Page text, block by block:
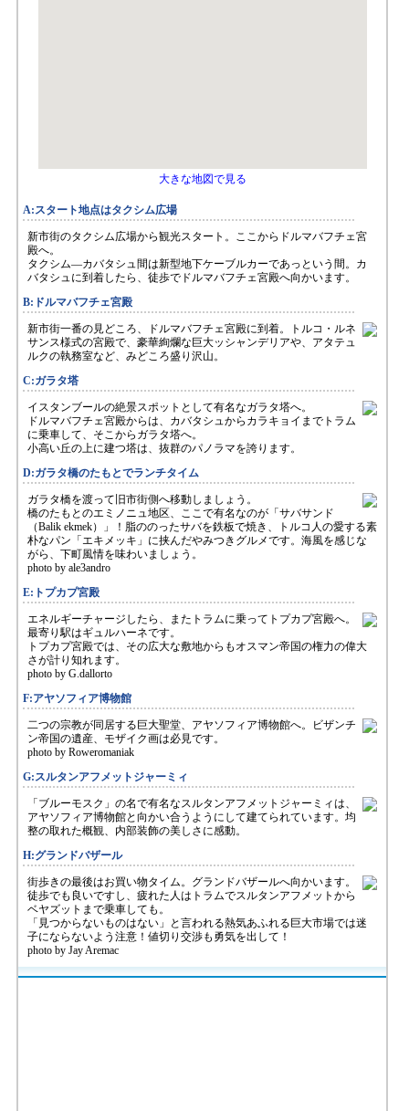
大きな地図で見る
A:スタート地点はタクシム広場
新市街のタクシム広場から観光スタート。ここからドルマバフチェ宮
殿へ。
タクシム―カバタシュ間は新型地下ケーブルカーであっという間。カ
バタシュに到着したら、徒歩でドルマバフチェ宮殿へ向かいます。
B:ドルマバフチェ宮殿
新市街一番の見どころ、ドルマバフチェ宮殿に到着。トルコ・ルネ
サンス様式の宮殿で、豪華絢爛な巨大ッシャンデリアや、アタテュ
ルクの執務室など、みどころ盛り沢山。
C:ガラタ塔
イスタンブールの絶景スポットとして有名なガラタ塔へ。
ドルマバフチェ宮殿からは、カバタシュからカラキョイまでトラム
に乗車して、そこからガラタ塔へ。
小高い丘の上に建つ塔は、抜群のパノラマを誇ります。
D:ガラタ橋のたもとでランチタイム
ガラタ橋を渡って旧市街側へ移動しましょう。
橋のたもとのエミノニュ地区、ここで有名なのが「サバサンド
（Balik ekmek）」！脂ののったサバを鉄板で焼き、トルコ人の愛する素
朴なパン「エキメッキ」に挟んだやみつきグルメです。海風を感じな
がら、下町風情を味わいましょう。
photo by ale3andro
E:トプカプ宮殿
エネルギーチャージしたら、またトラムに乗ってトプカプ宮殿へ。
最寄り駅はギュルハーネです。
トプカプ宮殿では、その広大な敷地からもオスマン帝国の権力の偉大
さが計り知れます。
photo by G.dallorto
F:アヤソフィア博物館
二つの宗教が同居する巨大聖堂、アヤソフィア博物館へ。ビザンチ
ン帝国の遺産、モザイク画は必見です。
photo by Roweromaniak
G:スルタンアフメットジャーミィ
「ブルーモスク」の名で有名なスルタンアフメットジャーミィは、
アヤソフィア博物館と向かい合うようにして建てられています。均
整の取れた概観、内部装飾の美しさに感動。
H:グランドバザール
街歩きの最後はお買い物タイム。グランドバザールへ向かいます。
徒歩でも良いですし、疲れた人はトラムでスルタンアフメットから
ベヤズットまで乗車しても。
「見つからないものはない」と言われる熱気あふれる巨大市場では迷
子にならないよう注意！値切り交渉も勇気を出して！
photo by Jay Aremac